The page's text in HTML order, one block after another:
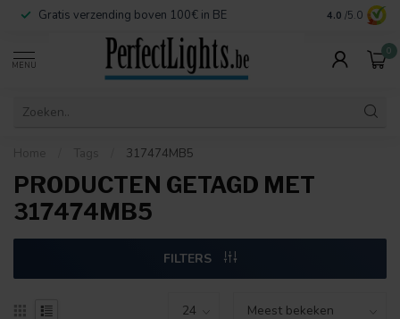
Gratis verzending boven 100€ in BE Veilige
4.0 /5.0
MENU
0
Home Tags 317474MB5
PRODUCTEN GETAGD MET
317474MB5
FILTERS